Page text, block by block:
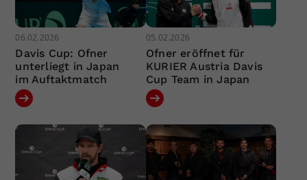
06.02.2026
Davis Cup: Ofner
unterliegt in Japan
im Auftaktmatch
05.02.2026
Ofner eröffnet für
KURIER Austria Davis
Cup Team in Japan